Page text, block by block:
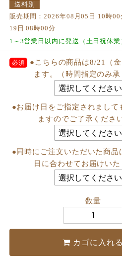
送料別
販売期間：2026年08月05日 10時00
19日 08時00分
1～3営業日以内に発送（土日祝休業
●こちらの商品は8/21（
ます。（時間指定のみ承
●お届け日をご指定されまして
ますのでご了承くださ
●同時にご注文いただいた商品
日に合わせてお届けいた
数量
カゴに入れる